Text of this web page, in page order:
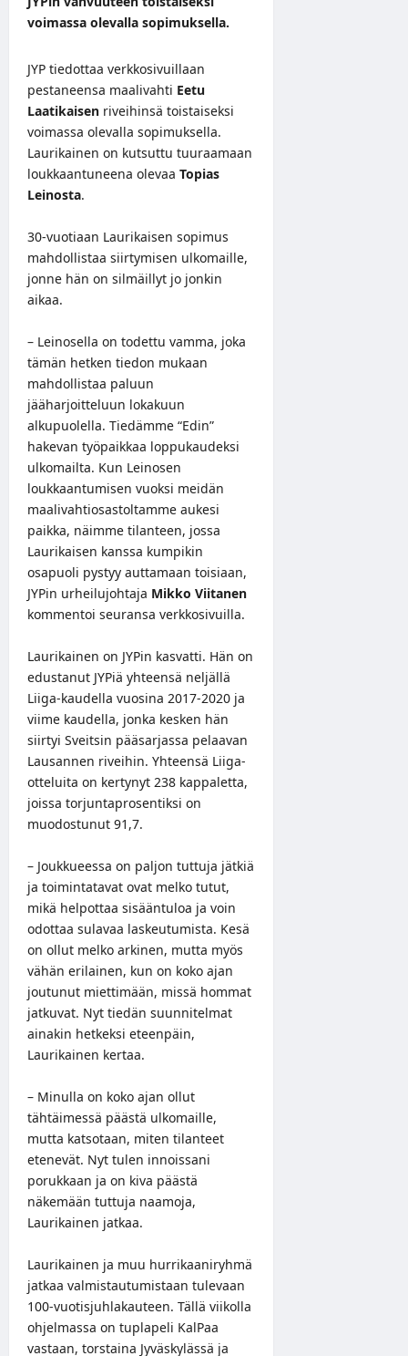
voimassa olevalla sopimuksella.
JYP tiedottaa verkkosivuillaan
pestaneensa maalivahti Eetu
Laatikaisen riveihinsä toistaiseksi
voimassa olevalla sopimuksella.
Laurikainen on kutsuttu tuuraamaan
loukkaantuneena olevaa Topias
Leinosta.
30-vuotiaan Laurikaisen sopimus
mahdollistaa siirtymisen ulkomaille,
jonne hän on silmäillyt jo jonkin
aikaa.
– Leinosella on todettu vamma, joka
tämän hetken tiedon mukaan
mahdollistaa paluun
jääharjoitteluun lokakuun
alkupuolella. Tiedämme “Edin”
hakevan työpaikkaa loppukaudeksi
ulkomailta. Kun Leinosen
loukkaantumisen vuoksi meidän
maalivahtiosastoltamme aukesi
paikka, näimme tilanteen, jossa
Laurikaisen kanssa kumpikin
osapuoli pystyy auttamaan toisiaan,
JYPin urheilujohtaja Mikko Viitanen
kommentoi seuransa verkkosivuilla.
Laurikainen on JYPin kasvatti. Hän on
edustanut JYPiä yhteensä neljällä
Liiga-kaudella vuosina 2017-2020 ja
viime kaudella, jonka kesken hän
siirtyi Sveitsin pääsarjassa pelaavan
Lausannen riveihin. Yhteensä Liiga-
otteluita on kertynyt 238 kappaletta,
joissa torjuntaprosentiksi on
muodostunut 91,7.
– Joukkueessa on paljon tuttuja jätkiä
ja toimintatavat ovat melko tutut,
mikä helpottaa sisääntuloa ja voin
odottaa sulavaa laskeutumista. Kesä
on ollut melko arkinen, mutta myös
vähän erilainen, kun on koko ajan
joutunut miettimään, missä hommat
jatkuvat. Nyt tiedän suunnitelmat
ainakin hetkeksi eteenpäin,
Laurikainen kertaa.
– Minulla on koko ajan ollut
tähtäimessä päästä ulkomaille,
mutta katsotaan, miten tilanteet
etenevät. Nyt tulen innoissani
porukkaan ja on kiva päästä
näkemään tuttuja naamoja,
Laurikainen jatkaa.
Laurikainen ja muu hurrikaaniryhmä
jatkaa valmistautumistaan tulevaan
100-vuotisjuhlakauteen. Tällä viikolla
ohjelmassa on tuplapeli KalPaa
vastaan, torstaina Jyväskylässä ja